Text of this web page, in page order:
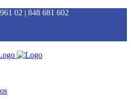
02 | 848 681 602